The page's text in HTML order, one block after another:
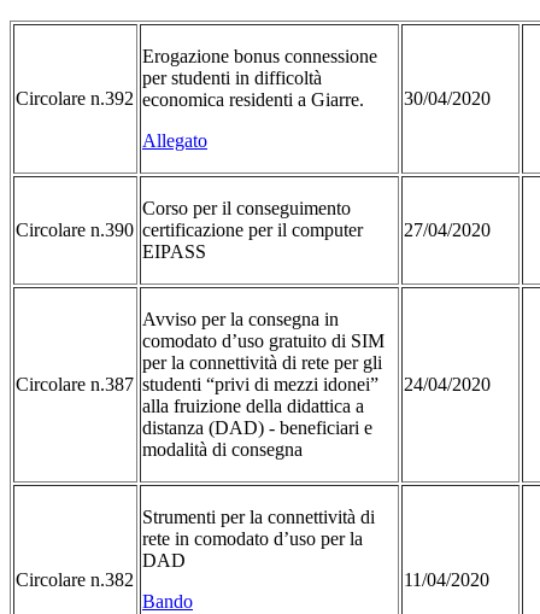
Circolare n.392
Erogazione bonus connessione
per studenti in difficoltà
economica residenti a Giarre.
Allegato
30/04/2020
Circolare n.390
Corso per il conseguimento
certificazione per il computer
EIPASS
27/04/2020
Circolare n.387
Avviso per la consegna in
comodato d’uso gratuito di SIM
per la connettività di rete per gli
studenti “privi di mezzi idonei”
alla fruizione della didattica a
distanza (DAD) - beneficiari e
modalità di consegna
24/04/2020
Circolare n.382
Strumenti per la connettività di
rete in comodato d’uso per la
DAD
Bando
11/04/2020